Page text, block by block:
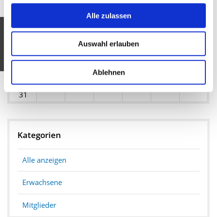
Alle zulassen
Auswahl erlauben
Ablehnen
3
4 5 6 7 8
9
12 13 14
17
18 19 20 21 22
23
31
Kategorien
Alle anzeigen
Erwachsene
Mitglieder